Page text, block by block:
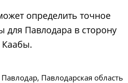
определить точное
для Павлодара в сторону
Каабы.
Павлодар, Павлодарская область